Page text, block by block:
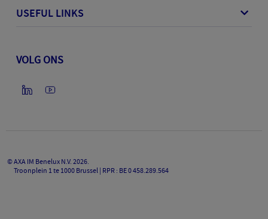
USEFUL LINKS
VOLG ONS
©AXA IM Benelux N.V.2026.
Troonplein 1 te 1000 Brussel | RPR : BE 0 458.289.564